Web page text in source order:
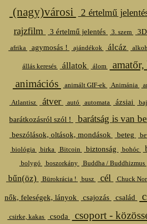
(nagy)városi 2 értelmű
rajzfilm
3 értelmű jelentés 3. szem
afrika agymosás ! ajándékok álcáz
állás keresés állatok álom amatőr,
animációs animált GIF-ek Animánia
Atlantisz átver autó automata ázsiai
barátkozásról szól !
barátság is van
beszólások, oltások, mondások
beteg
biológia
birka Bitcoin biztonság bohóc
bolygó boszorkány Buddha / Buddhizmus
bűn(öz) Bürokrácia ! busz cél Chuck
nők, feleségek, lányok csajozás család
csirke, kakas csoda csoport -